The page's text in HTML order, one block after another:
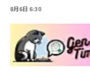
8月6日 6:30